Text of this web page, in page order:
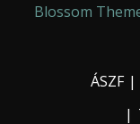
Blossom
ÁSZF